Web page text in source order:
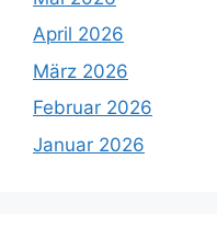
April 2026
März 2026
Februar 2026
Januar 2026